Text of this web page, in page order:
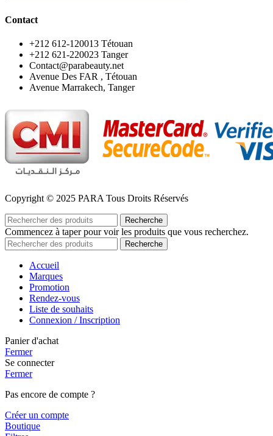
Contact
‪+212 612-120013 Tétouan
‪+212 621-220023 Tanger
Contact@parabeauty.net
Avenue Des FAR , Tétouan
Avenue Marrakech, Tanger
Copyright © 2025 PARA Tous Droits Réservés
Recherche
Commencez à taper pour voir les produits que vous recherchez.
Recherche
Accueil
Marques
Promotion
Rendez-vous
Liste de souhaits
Connexion / Inscription
Panier d'achat
Fermer
Se connecter
Fermer
Pas encore de compte ?
Créer un compte
Boutique